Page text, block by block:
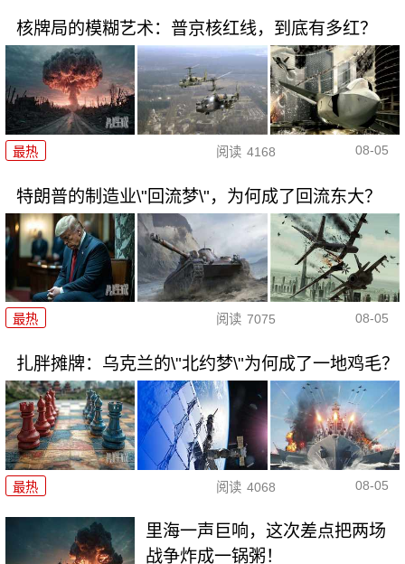
核牌局的模糊艺术：普京核红线，到底有多红？
最热 阅读 4168 08-05
特朗普的制造业\"回流梦\"，为何成了回流东大？
最热 阅读 7075 08-05
扎胖摊牌：乌克兰的\"北约梦\"为何成了一地鸡毛？
最热 阅读 4068 08-05
里海一声巨响，这次差点把两场
战争炸成一锅粥！